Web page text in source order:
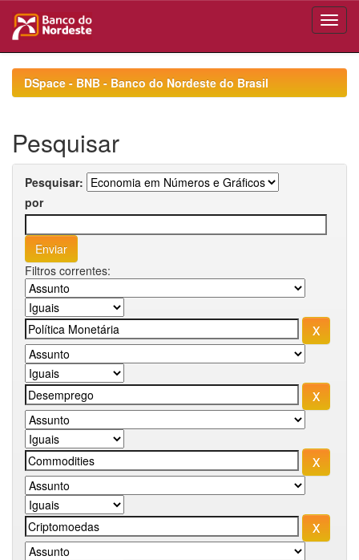
navigationDSpace - BNB - Banco do Nordeste do Brasil
Pesquisar
Pesquisar:
por
Filtros correntes: